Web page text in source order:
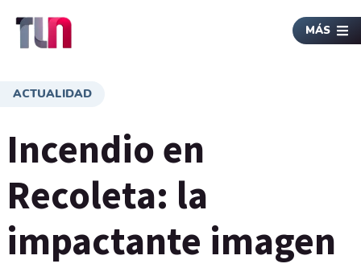
MÁS
ACTUALIDAD
Incendio en
Recoleta: la
impactante imagen